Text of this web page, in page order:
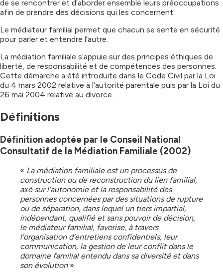
de se rencontrer et d’aborder ensemble leurs préoccupations
afin de prendre des décisions qui les concernent.
Le médiateur familial permet que chacun se sente en sécurité
pour parler et entendre l’autre.
La médiation familiale s’appuie sur des principes éthiques de
liberté, de responsabilité et de compétences des personnes.
Cette démarche a été introduite dans le Code Civil par la Loi
du 4 mars 2002 relative à l’autorité parentale puis par la Loi du
26 mai 2004 relative au divorce.
Définitions
Définition adoptée par le Conseil National
Consultatif de la Médiation Familiale (2002)
« La médiation familiale est un processus de
construction ou de reconstruction du lien familial,
axé sur l’autonomie et la responsabilité des
personnes concernées par des situations de rupture
ou de séparation, dans lequel un tiers impartial,
indépendant, qualifié et sans pouvoir de décision,
le médiateur familial, favorise, à travers
l’organisation d’entretiens confidentiels, leur
communication, la gestion de leur conflit dans le
domaine familial entendu dans sa diversité et dans
son évolution ».